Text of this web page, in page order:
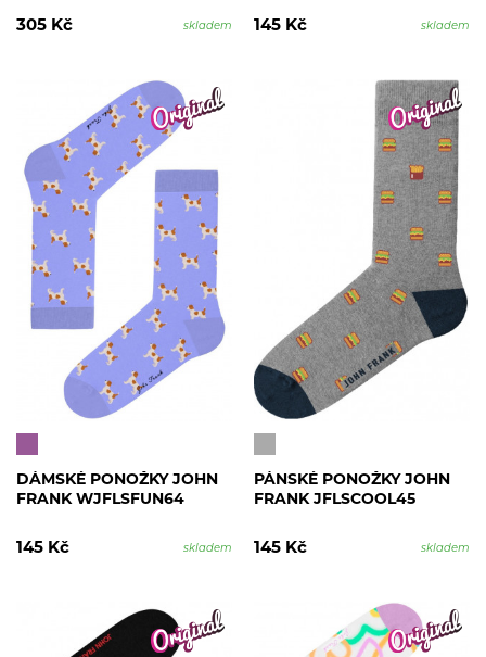
305 Kč skladem 145 Kč skladem
DÁMSKÉ PONOŽKY JOHN
FRANK WJFLSFUN64
145 Kč skladem
PÁNSKÉ PONOŽKY JOHN
FRANK JFLSCOOL45
145 Kč skladem